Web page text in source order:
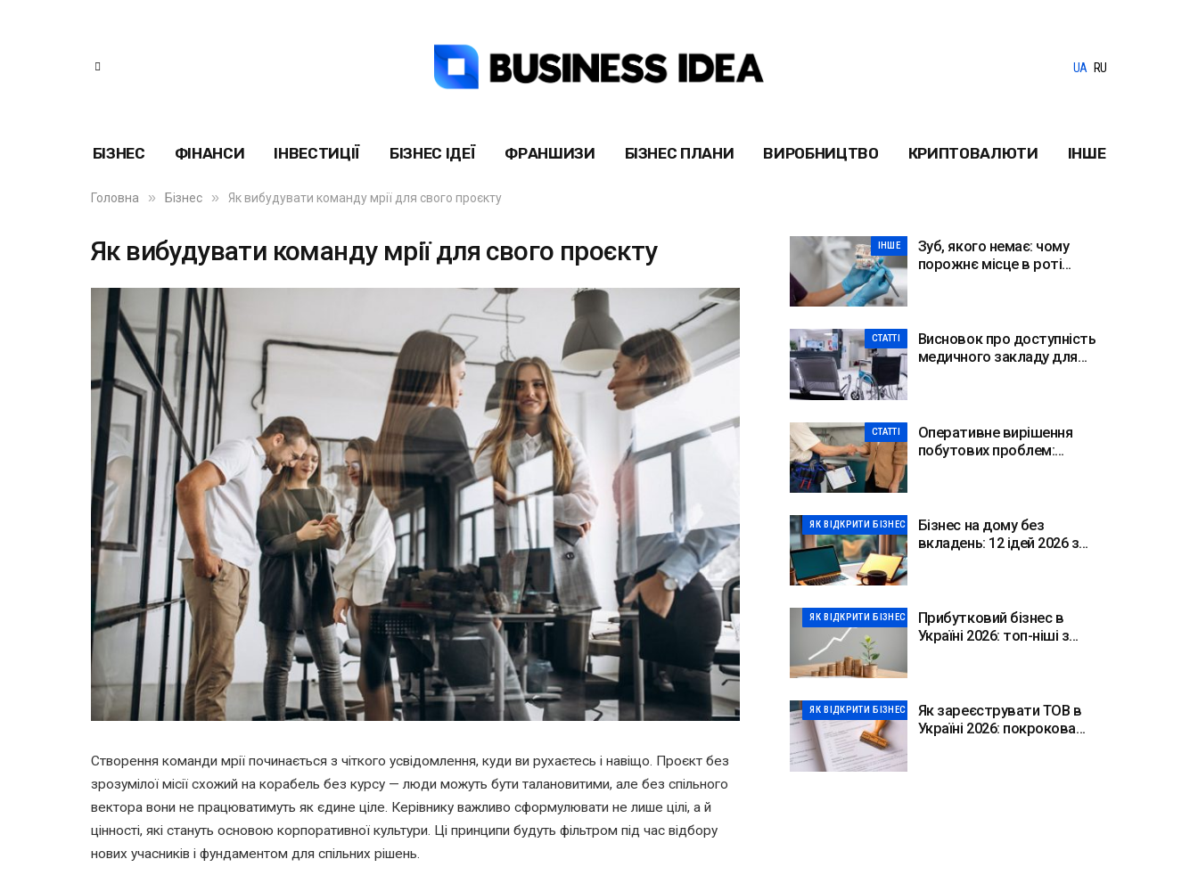
UA RU
БІЗНЕС ФІНАНСИ ІНВЕСТИЦІЇ БІЗНЕС ІДЕЇ ФРАНШИЗИ БІЗНЕС ПЛАНИ ВИРОБНИЦТВО КРИПТОВАЛЮТИ ІНШЕ
Головна » Бізнес » Як вибудувати команду мрії для свого проєкту
Як вибудувати команду мрії для свого проєкту
Створення команди мрії починається з чіткого усвідомлення, куди ви рухаєтесь і навіщо. Проєкт без
зрозумілої місії схожий на корабель без курсу — люди можуть бути талановитими, але без спільного
вектора вони не працюватимуть як єдине ціле. Керівнику важливо сформулювати не лише цілі, а й
цінності, які стануть основою корпоративної культури. Ці принципи будуть фільтром під час відбору
нових учасників і фундаментом для спільних рішень.
ІНШЕ
Зуб, якого немає: чому
порожнє місце в роті
СТАТТІ
Висновок про доступність
медичного закладу для
СТАТТІ
Оперативне вирішення
побутових проблем:
ЯК ВІДКРИТИ БІЗНЕС
Бізнес на дому без
вкладень: 12 ідей 2026 з
ЯК ВІДКРИТИ БІЗНЕС
Прибутковий бізнес в
Україні 2026: топ-ніші з
ЯК ВІДКРИТИ БІЗНЕС
Як зареєструвати ТОВ в
Україні 2026: покрокова